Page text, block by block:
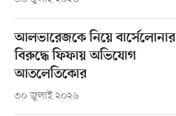
আলভারেজকে নিয়ে বার্সেলোনার
বিরুদ্ধে ফিফায় অভিযোগ
আতলেতিকোর
৩০ জুলাই ২০২৬